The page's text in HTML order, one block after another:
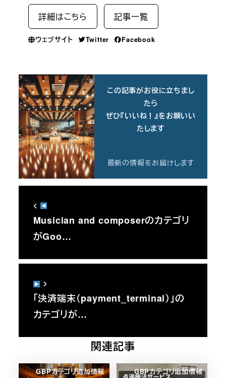
詳細はこちら 記事一覧
ウェブサイト Twitter Facebook
この記事がお役に立ちまし
たら
ぜひ『いいね！』をお願いい
たします
最新の情報をお届けします
Musician and composerのカテゴリ
がGoo…
「決済端末（payment_terminal）」の
カテゴリが…
関連記事
GBPカテゴリ追加情報 GBPカテゴリ追加情報